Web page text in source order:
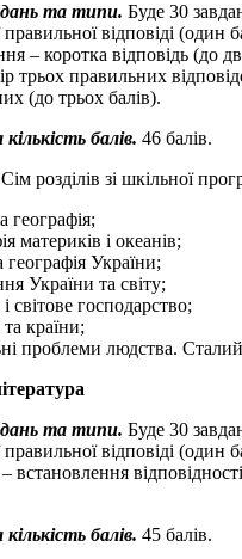
та типи. Буде 30
правильної відповіді (один
– коротка відповідь (до
трьох правильних
(до трьох балів).
балів. 46 балів.
Сім розділів зі шкільної
географія;
материків і океанів;
географія України;
України та світу;
світове господарство;
країни;
проблеми людства.
та типи. Буде 30
правильної відповіді (один
– встановлення
балів. 45 балів.